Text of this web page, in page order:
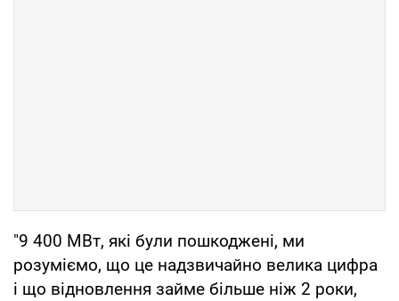
"9 400 МВт, які були пошкоджені, ми
розуміємо, що це надзвичайно велика цифра
і що відновлення займе більше ніж 2 роки,